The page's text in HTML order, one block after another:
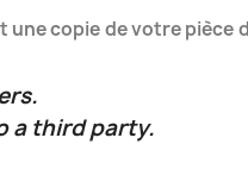
copie de votre pièce
a third party.